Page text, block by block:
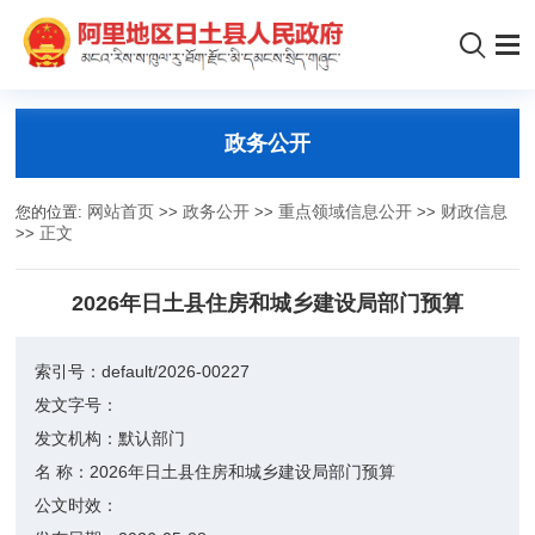
政务公开
您的位置: 网站首页 >>政务公开 >>重点领域信息公开 >> 财政信息
>> 正文
2026年日土县住房和城乡建设局部门预算
索引号：default/2026-00227
发文字号：
发文机构：默认部门
名 称： 2026年日土县住房和城乡建设局部门预算
公文时效：